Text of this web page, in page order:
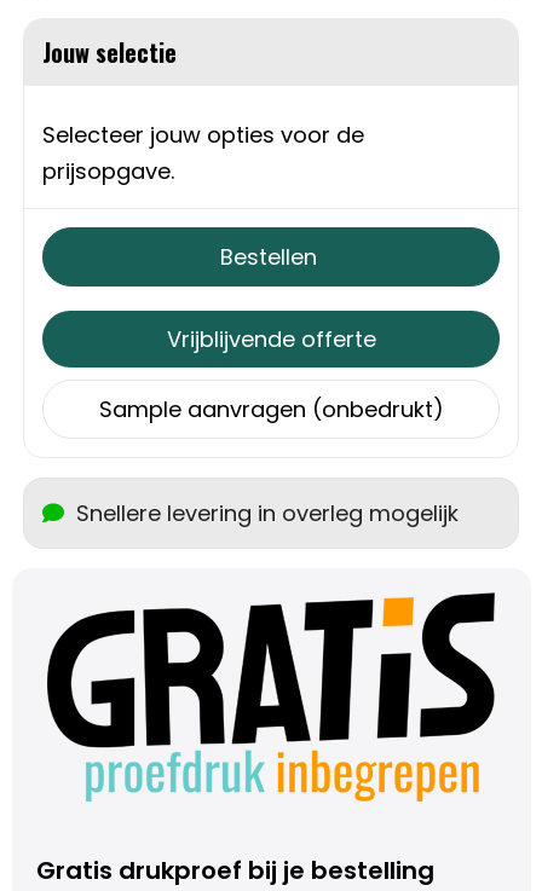
Waterbestendige tassen
Autotassen
Collegetassen
Tablettassen
Trolleys
Schoenentassen
Goodiebags
Jouw selectie
Selecteer jouw opties voor de
prijsopgave.
Bestellen
Vrijblijvende offerte
Sample aanvragen (onbedrukt)
Snellere levering in overleg mogelijk
Gratis drukproef bij je bestelling